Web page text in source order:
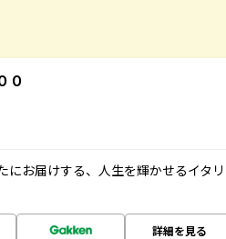
０
お届けする、人生を輝かせるイタリ
詳細を見る